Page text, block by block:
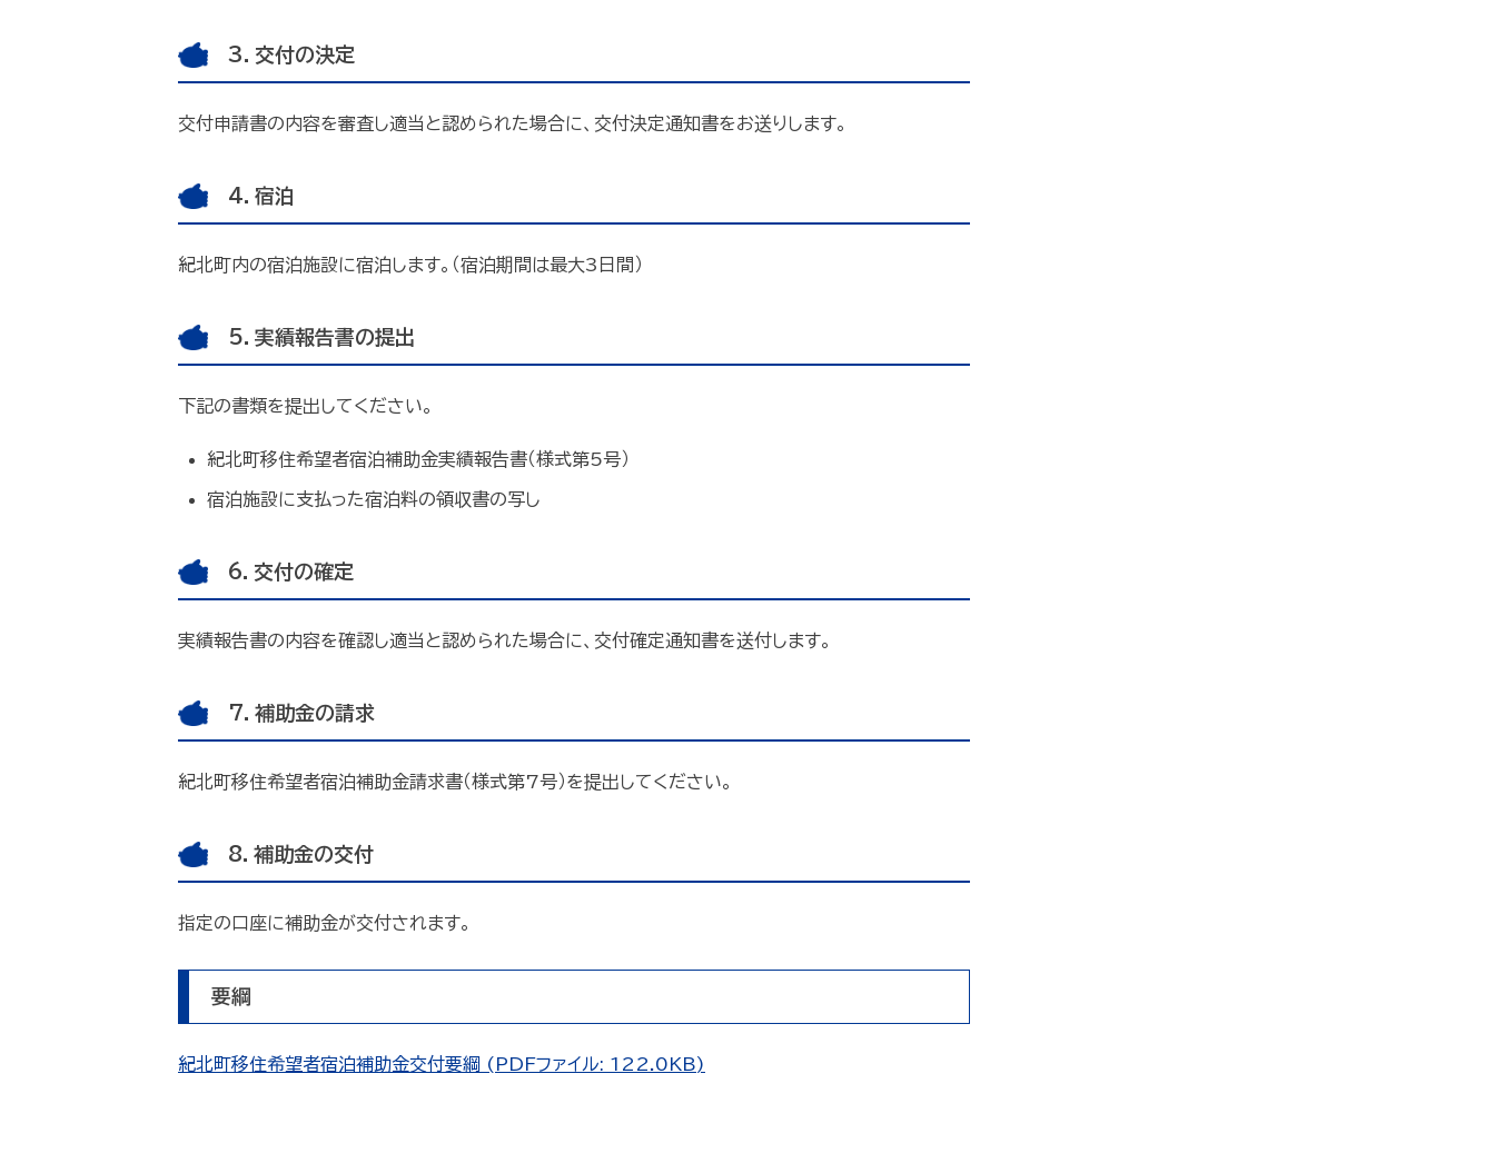
3．交付の決定
交付申請書の内容を審査し適当と認められた場合に、交付決定通知書をお送りします。
4．宿泊
紀北町内の宿泊施設に宿泊します。（宿泊期間は最大3日間）
5．実績報告書の提出
下記の書類を提出してください。
紀北町移住希望者宿泊補助金実績報告書（様式第5号）
宿泊施設に支払った宿泊料の領収書の写し
6．交付の確定
実績報告書の内容を確認し適当と認められた場合に、交付確定通知書を送付します。
7．補助金の請求
紀北町移住希望者宿泊補助金請求書（様式第7号）を提出してください。
8．補助金の交付
指定の口座に補助金が交付されます。
要綱
紀北町移住希望者宿泊補助金交付要綱 (PDFファイル: 122.0KB)